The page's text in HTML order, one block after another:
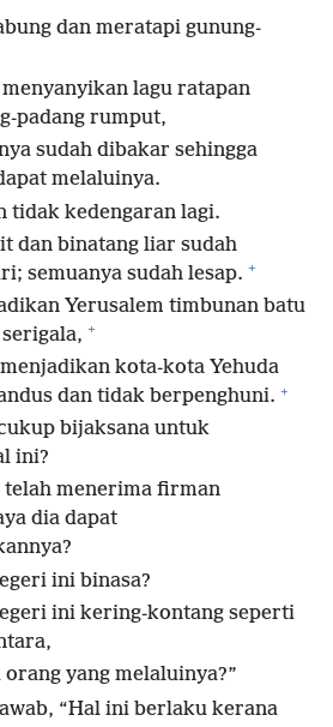
dan meratapi gunung-
lagu ratapan
padang rumput,
sudah dibakar sehingga
melaluinya.
tidak kedengaran lagi.
dan binatang liar sudah
semuanya sudah lesap. +
Yerusalem timbunan batu
+
kota-kota Yehuda
dan tidak berpenghuni. +
bijaksana untuk
ini?
telah menerima firman
dia dapat
ini binasa?
ini kering-kontang seperti
yang melaluinya?”
“Hal ini berlaku kerana